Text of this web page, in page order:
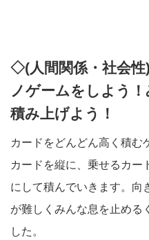
◇(人間関係・社会性
ノゲームをしよう
積み上げよう！
カードをどんどん高く積む
カードを縦に、乗せるカー
にして積んでいきます。向
が難しくみんな息を止める
した。